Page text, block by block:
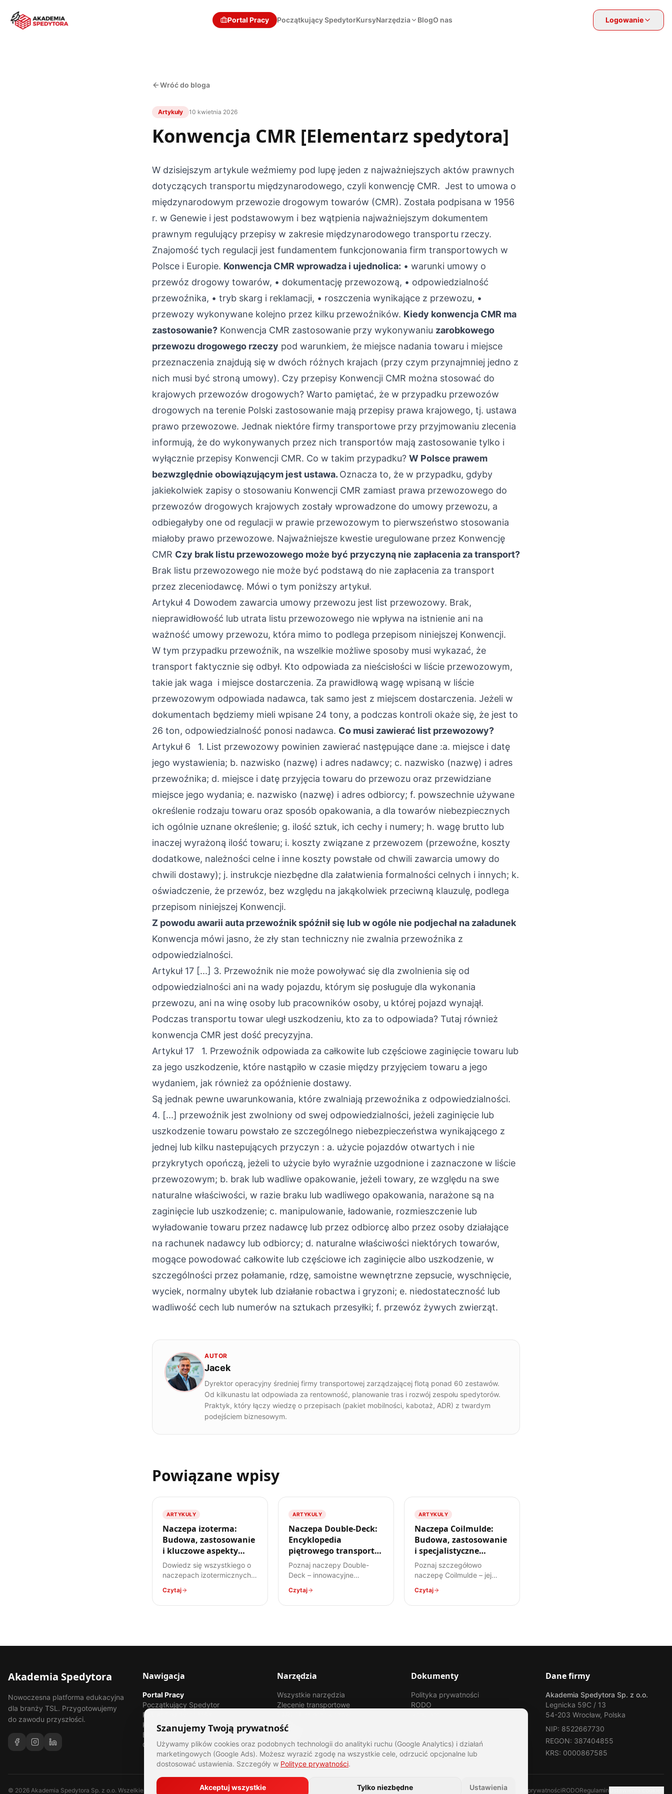
Szanujemy Twoją prywatność
Używamy plików cookies oraz podobnych technologii do analityki ruchu (Google Analytics) i działań
marketingowych (Google Ads). Możesz wyrazić zgodę na wszystkie cele, odrzucić opcjonalne lub
dostosować ustawienia. Szczegóły w Polityce prywatności.
Akceptuj wszystkie Tylko niezbędne Ustawienia
Portal Pracy Początkujący SpedytorKursyNarzędzia BlogO nas Logowanie
Wróć do bloga
Artykuły 10 kwietnia 2026
Konwencja CMR [Elementarz spedytora]
W dzisiejszym artykule weźmiemy pod lupę jeden z najważniejszych aktów prawnych
dotyczących transportu międzynarodowego, czyli konwencję CMR. Jest to umowa o
międzynarodowym przewozie drogowym towarów (CMR). Została podpisana w 1956
r. w Genewie i jest podstawowym i bez wątpienia najważniejszym dokumentem
prawnym regulujący przepisy w zakresie międzynarodowego transportu rzeczy.
Znajomość tych regulacji jest fundamentem funkcjonowania firm transportowych w
Polsce i Europie. Konwencja CMR wprowadza i ujednolica: • warunki umowy o
przewóz drogowy towarów, • dokumentację przewozową, • odpowiedzialność
przewoźnika, • tryb skarg i reklamacji, • roszczenia wynikające z przewozu, •
przewozy wykonywane kolejno przez kilku przewoźników. Kiedy konwencja CMR ma
zastosowanie? Konwencja CMR zastosowanie przy wykonywaniu zarobkowego
przewozu drogowego rzeczy pod warunkiem, że miejsce nadania towaru i miejsce
przeznaczenia znajdują się w dwóch różnych krajach (przy czym przynajmniej jedno z
nich musi być stroną umowy). Czy przepisy Konwencji CMR można stosować do
krajowych przewozów drogowych? Warto pamiętać, że w przypadku przewozów
drogowych na terenie Polski zastosowanie mają przepisy prawa krajowego, tj. ustawa
prawo przewozowe. Jednak niektóre firmy transportowe przy przyjmowaniu zlecenia
informują, że do wykonywanych przez nich transportów mają zastosowanie tylko i
wyłącznie przepisy Konwencji CMR. Co w takim przypadku? W Polsce prawem
bezwzględnie obowiązującym jest ustawa. Oznacza to, że w przypadku, gdyby
jakiekolwiek zapisy o stosowaniu Konwencji CMR zamiast prawa przewozowego do
przewozów drogowych krajowych zostały wprowadzone do umowy przewozu, a
odbiegałyby one od regulacji w prawie przewozowym to pierwszeństwo stosowania
miałoby prawo przewozowe. Najważniejsze kwestie uregulowane przez Konwencję
CMR Czy brak listu przewozowego może być przyczyną nie zapłacenia za transport?
Brak listu przewozowego nie może być podstawą do nie zapłacenia za transport
przez zleceniodawcę. Mówi o tym poniższy artykuł.
Artykuł 4 Dowodem zawarcia umowy przewozu jest list przewozowy. Brak,
nieprawidłowość lub utrata listu przewozowego nie wpływa na istnienie ani na
ważność umowy przewozu, która mimo to podlega przepisom niniejszej Konwencji.
W tym przypadku przewoźnik, na wszelkie możliwe sposoby musi wykazać, że
transport faktycznie się odbył. Kto odpowiada za nieścisłości w liście przewozowym,
takie jak waga i miejsce dostarczenia. Za prawidłową wagę wpisaną w liście
przewozowym odpowiada nadawca, tak samo jest z miejscem dostarczenia. Jeżeli w
dokumentach będziemy mieli wpisane 24 tony, a podczas kontroli okaże się, że jest to
26 ton, odpowiedzialność ponosi nadawca. Co musi zawierać list przewozowy?
Artykuł 6 1. List przewozowy powinien zawierać następujące dane :a. miejsce i datę
jego wystawienia; b. nazwisko (nazwę) i adres nadawcy; c. nazwisko (nazwę) i adres
przewoźnika; d. miejsce i datę przyjęcia towaru do przewozu oraz przewidziane
miejsce jego wydania; e. nazwisko (nazwę) i adres odbiorcy; f. powszechnie używane
określenie rodzaju towaru oraz sposób opakowania, a dla towarów niebezpiecznych
ich ogólnie uznane określenie; g. ilość sztuk, ich cechy i numery; h. wagę brutto lub
inaczej wyrażoną ilość towaru; i. koszty związane z przewozem (przewoźne, koszty
dodatkowe, należności celne i inne koszty powstałe od chwili zawarcia umowy do
chwili dostawy); j. instrukcje niezbędne dla załatwienia formalności celnych i innych; k.
oświadczenie, że przewóz, bez względu na jakąkolwiek przeciwną klauzulę, podlega
przepisom niniejszej Konwencji.
Z powodu awarii auta przewoźnik spóźnił się lub w ogóle nie podjechał na załadunek
Konwencja mówi jasno, że zły stan techniczny nie zwalnia przewoźnika z
odpowiedzialności.
Artykuł 17 [...] 3. Przewoźnik nie może powoływać się dla zwolnienia się od
odpowiedzialności ani na wady pojazdu, którym się posługuje dla wykonania
przewozu, ani na winę osoby lub pracowników osoby, u której pojazd wynajął.
Podczas transportu towar uległ uszkodzeniu, kto za to odpowiada? Tutaj również
konwencja CMR jest dość precyzyjna.
Artykuł 17 1. Przewoźnik odpowiada za całkowite lub częściowe zaginięcie towaru lub
za jego uszkodzenie, które nastąpiło w czasie między przyjęciem towaru a jego
wydaniem, jak również za opóźnienie dostawy.
Są jednak pewne uwarunkowania, które zwalniają przewoźnika z odpowiedzialności.
4. [...] przewoźnik jest zwolniony od swej odpowiedzialności, jeżeli zaginięcie lub
uszkodzenie towaru powstało ze szczególnego niebezpieczeństwa wynikającego z
jednej lub kilku nastepujących przyczyn : a. użycie pojazdów otwartych i nie
przykrytych opończą, jeżeli to użycie było wyraźnie uzgodnione i zaznaczone w liście
przewozowym; b. brak lub wadliwe opakowanie, jeżeli towary, ze względu na swe
naturalne właściwości, w razie braku lub wadliwego opakowania, narażone są na
zaginięcie lub uszkodzenie; c. manipulowanie, ładowanie, rozmieszczenie lub
wyładowanie towaru przez nadawcę lub przez odbiorcę albo przez osoby działające
na rachunek nadawcy lub odbiorcy; d. naturalne właściwości niektórych towarów,
mogące powodować całkowite lub częściowe ich zaginięcie albo uszkodzenie, w
szczególności przez połamanie, rdzę, samoistne wewnętrzne zepsucie, wyschnięcie,
wyciek, normalny ubytek lub działanie robactwa i gryzoni; e. niedostateczność lub
wadliwość cech lub numerów na sztukach przesyłki; f. przewóz żywych zwierząt.
AUTOR
Jacek
Dyrektor operacyjny średniej firmy transportowej zarządzającej flotą ponad 60 zestawów.
Od kilkunastu lat odpowiada za rentowność, planowanie tras i rozwój zespołu spedytorów.
Praktyk, który łączy wiedzę o przepisach (pakiet mobilności, kabotaż, ADR) z twardym
podejściem biznesowym.
Powiązane wpisy
ARTYKUŁY
Naczepa izoterma:
Budowa, zastosowanie
i kluczowe aspekty
transportu
Dowiedz się wszystkiego o
naczepach izotermicznych –
zastosowanie, po regulacje
prawne. Poznaj specyfikę
Czytaj
ARTYKUŁY
Naczepa Double-Deck:
Encyklopedia
piętrowego transportu
w TSL
Poznaj naczepy Double-
Deck – innowacyjne
przestrzeń ładunkową.
Dowiedz się, jak działają,
Czytaj
ARTYKUŁY
Naczepa Coilmulde:
Budowa, zastosowanie
i specjalistyczne
przewozy
Poznaj szczegółowo
naczepę Coilmulde – jej
przewożonych ładunków i
zastosowanie w transporcie
Czytaj
Akademia Spedytora
Nowoczesna platforma edukacyjna
dla branży TSL. Przygotowujemy
do zawodu przyszłości.
Nawigacja
Portal Pracy
Początkujący Spedytor
Pakiet Spedytor MAX
Kursy
Blog
O nas
Narzędzia
Wszystkie narzędzia
Zlecenie transportowe
Reklamacje
Incoterms 2020
Dokumenty
Polityka prywatności
RODO
Dane firmy
Akademia Spedytora Sp. z o.o.
Legnicka 59C / 13
54-203 Wrocław, Polska
NIP: 8522667730
REGON: 387404855
KRS: 0000867585
© 2026 Akademia Spedytora Sp. z o.o. Wszelkie prawa zastrzeżone. Polityka prywatnościRODORegulamin